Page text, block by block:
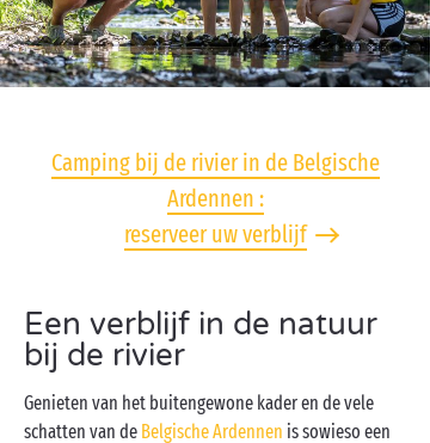
Camping bij de rivier in de Belgische
Ardennen :
reserveer uw verblijf
Een verblijf in de natuur
bij de rivier
Genieten van het buitengewone kader en de vele
schatten van de Belgische Ardennen is sowieso een